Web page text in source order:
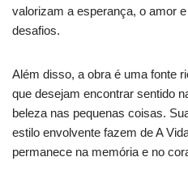
valorizam a esperança, o amor
desafios.
Além disso, a obra é uma fonte
que desejam encontrar sentido
beleza nas pequenas coisas.
estilo envolvente fazem de A
permanece na memória e no